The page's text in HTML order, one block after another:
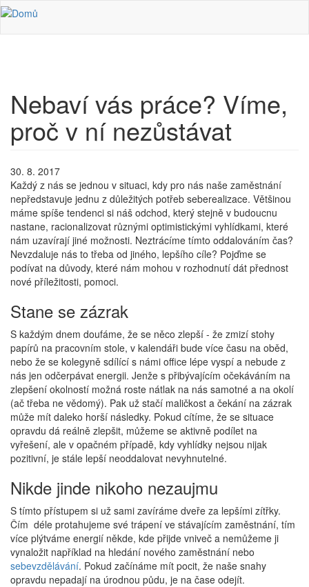
Přejít k hlavnímu obsahu
Nebaví vás práce? Víme,
proč v ní nezůstávat
30. 8. 2017
Každý z nás se jednou v situaci, kdy pro nás naše zaměstnání
nepředstavuje jednu z důležitých potřeb seberealizace. Většinou
máme spíše tendenci si náš odchod, který stejně v budoucnu
nastane, racionalizovat různými optimistickými vyhlídkami, které
nám uzavírají jiné možnosti. Neztrácíme tímto oddalováním čas?
Nevzdaluje nás to třeba od jiného, lepšího cíle? Pojďme se
podívat na důvody, které nám mohou v rozhodnutí dát přednost
nové příležitosti, pomoci.
Stane se zázrak
S každým dnem doufáme, že se něco zlepší - že zmizí stohy
papírů na pracovním stole, v kalendáři bude více času na oběd,
nebo že se kolegyně sdílící s námi office lépe vyspí a nebude z
nás jen odčerpávat energii. Jenže s přibývajícím očekáváním na
zlepšení okolností možná roste nátlak na nás samotné a na okolí
(ač třeba ne vědomý). Pak už stačí maličkost a čekání na zázrak
může mít daleko horší následky. Pokud cítíme, že se situace
opravdu dá reálně zlepšit, můžeme se aktivně podílet na
vyřešení, ale v opačném případě, kdy vyhlídky nejsou nijak
pozitivní, je stále lepší neoddalovat nevyhnutelné.
Nikde jinde nikoho nezaujmu
S tímto přístupem si už sami zavíráme dveře za lepšími zítřky.
Čím déle protahujeme své trápení ve stávajícím zaměstnání, tím
více plýtváme energií někde, kde přijde vniveč a nemůžeme ji
vynaložit například na hledání nového zaměstnání nebo
sebevzdělávání. Pokud začínáme mít pocit, že naše snahy
opravdu nepadají na úrodnou půdu, je na čase odejít.